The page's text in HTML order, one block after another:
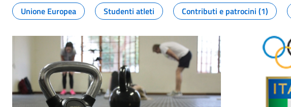
Unione Europea
Studenti atleti Contributi e patrocini (1)